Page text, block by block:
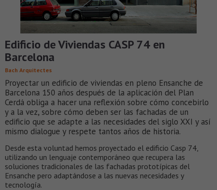
Edificio de Viviendas CASP 74 en
Barcelona
Bach Arquitectes
Proyectar un edificio de viviendas en pleno Ensanche de
Barcelona 150 años después de la aplicación del Plan
Cerdá obliga a hacer una reflexión sobre cómo concebirlo
y a la vez, sobre cómo deben ser las fachadas de un
edificio que se adapte a las necesidades del siglo XXI y así
mismo dialogue y respete tantos años de historia.
Desde esta voluntad hemos proyectado el edificio Casp 74,
utilizando un lenguaje contemporáneo que recupera las
soluciones tradicionales de las fachadas prototípicas del
Ensanche pero adaptándose a las nuevas necesidades y
tecnología.